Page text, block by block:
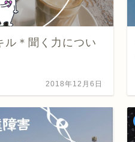
ル＊聞く力につい
2018年12月6日